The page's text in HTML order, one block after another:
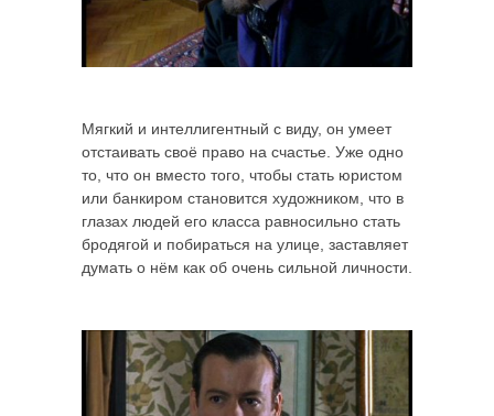
Мягкий и интеллигентный с виду, он умеет
отстаивать своё право на счастье. Уже одно
то, что он вместо того, чтобы стать юристом
или банкиром становится художником, что в
глазах людей его класса равносильно стать
бродягой и побираться на улице, заставляет
думать о нём как об очень сильной личности.